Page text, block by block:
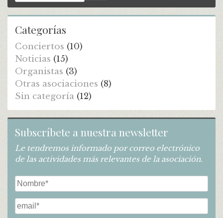
Categorías
Conciertos (10)
Noticias (15)
Organistas (3)
Otras asociaciones (8)
Sin categoría (12)
Subscríbete a nuestra newsletter
Le tendremos informado por correo electrónico
de las actividades más relevantes de la asociación.